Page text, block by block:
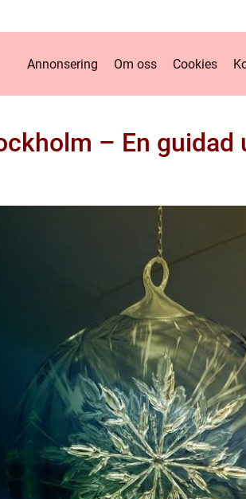
Annonsering Om oss Cookies
– En